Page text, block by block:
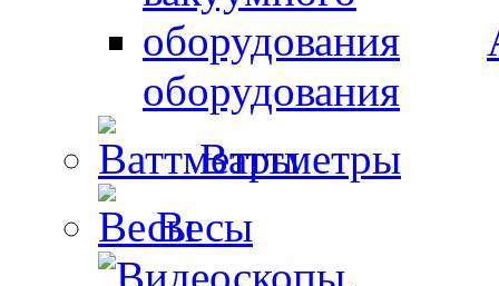
оборудования
Ваттметры
Весы